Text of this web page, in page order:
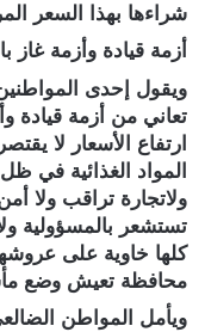
شراءها بهذا السعر
أزمة قيادة وأزمة غاز
ويقول إحدى
تعاني من أزمة قيادة
ارتفاع الأسعار لا
المواد الغذائية في
ولاتجارة تراقب ولا
تستشعر بالمسؤولية
كلها خاوية على
محافظة تعيش وضع
ويأمل المواطن